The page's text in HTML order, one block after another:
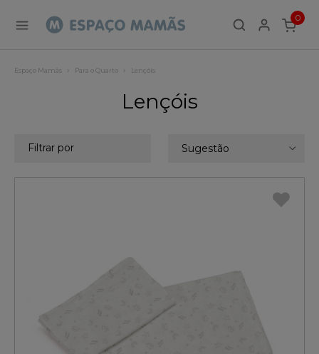
0
ITEMS
Espaço Mamãs Para o Quarto Lençóis
Lençóis
Sugestão
Filtrar por